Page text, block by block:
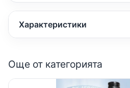
Характеристики
Още от категорията